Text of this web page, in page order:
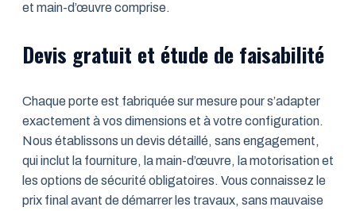
et main-d’œuvre comprise.
Devis gratuit et étude de faisabilité
Chaque porte est fabriquée sur mesure pour s’adapter
exactement à vos dimensions et à votre configuration.
Nous établissons un devis détaillé, sans engagement,
qui inclut la fourniture, la main-d’œuvre, la motorisation et
les options de sécurité obligatoires. Vous connaissez le
prix final avant de démarrer les travaux, sans mauvaise